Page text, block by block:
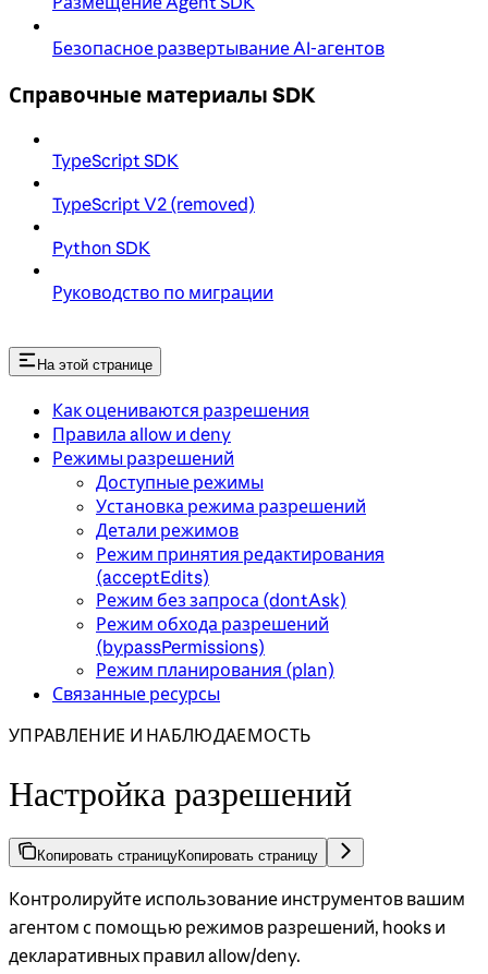
Безопасное развертывание AI-агентов
Справочные материалы SDK
TypeScript SDK
TypeScript V2 (removed)
Python SDK
Руководство по миграции
На этой странице
Как оцениваются разрешения
Правила allow и deny
Режимы разрешений
Доступные режимы
Установка режима разрешений
Детали режимов
Режим принятия редактирования
(acceptEdits)
Режим без запроса (dontAsk)
Режим обхода разрешений
(bypassPermissions)
Режим планирования (plan)
Связанные ресурсы
УПРАВЛЕНИЕ И НАБЛЮДАЕМОСТЬ
Настройка разрешений
Копировать страницуКопировать страницу
Контролируйте использование инструментов вашим
агентом с помощью режимов разрешений, hooks и
декларативных правил allow/deny.